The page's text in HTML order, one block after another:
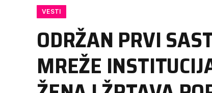
VESTI
ODRŽAN PRVI
MREŽE